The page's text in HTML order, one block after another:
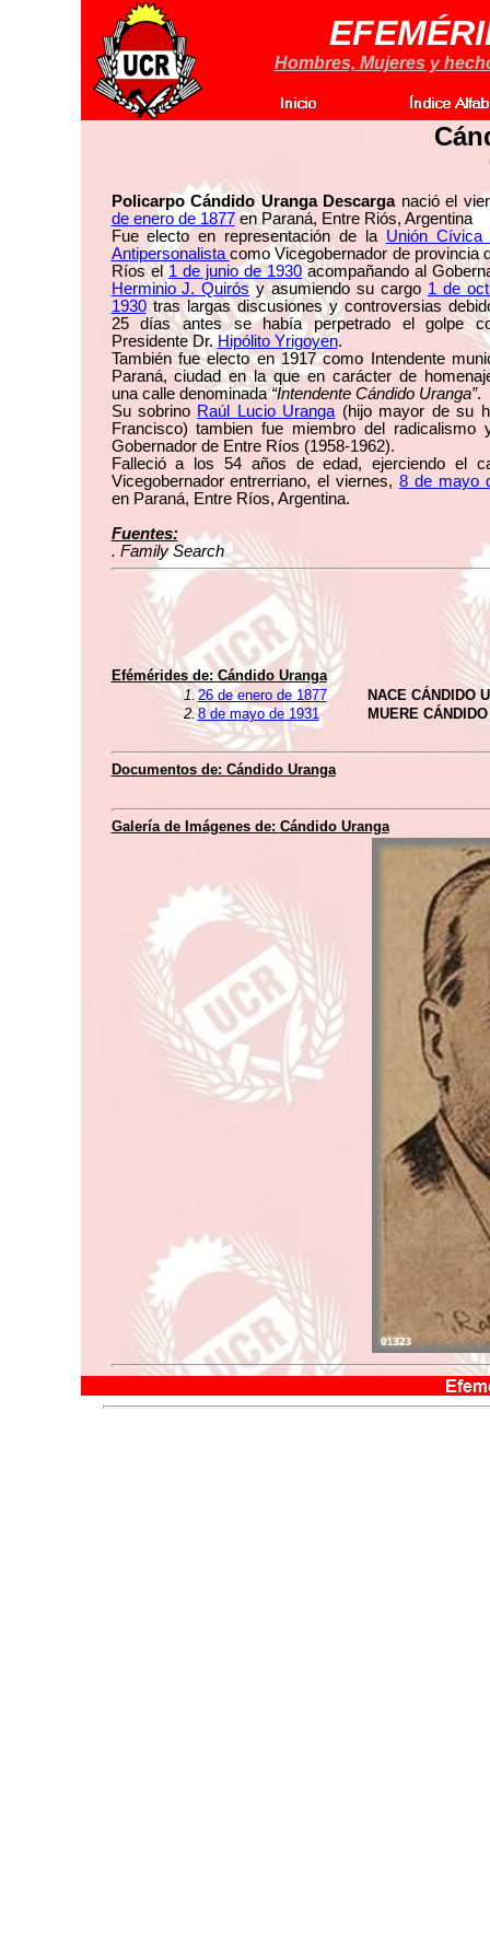
Hombres, Mujeres y
Policarpo Cándido Uranga Descarganació el
de enero de 1877en Paraná, Entre Riós, Argentina
Fue electo en representación de la Unión Cívica
Antipersonalista como Vicegobernador de provincia
Ríos el1 de junio de 1930acompañando al
Herminio J. Quirósy asumiendo su cargo 1 de
1930tras largas discusiones y controversias
25 días antes se había perpetrado el golpe
Presidente Dr. Hipólito Yrigoyen.
También fue electo en 1917 como Intendente
Paraná, ciudad en la que en carácter de
una calle denominada“Intendente Cándido Uranga”.
Su sobrino Raúl Lucio Uranga (hijo mayor de su
Francisco) tambien fue miembro del radicalismo
Gobernador de Entre Ríos (1958-1962).
Falleció a los 54 años de edad, ejerciendo el
Vicegobernador entrerriano, el viernes, 8 de mayo
en Paraná, Entre Ríos, Argentina.
Fuentes:
. Family Search
Efémérides de:Cándido Uranga
1.26 de enero de 1877
NACE CÁNDIDO
2.8 de mayo de 1931 MUERE
Documentos de: Cándido Uranga
Galería de Imágenes de: Cándido Uranga